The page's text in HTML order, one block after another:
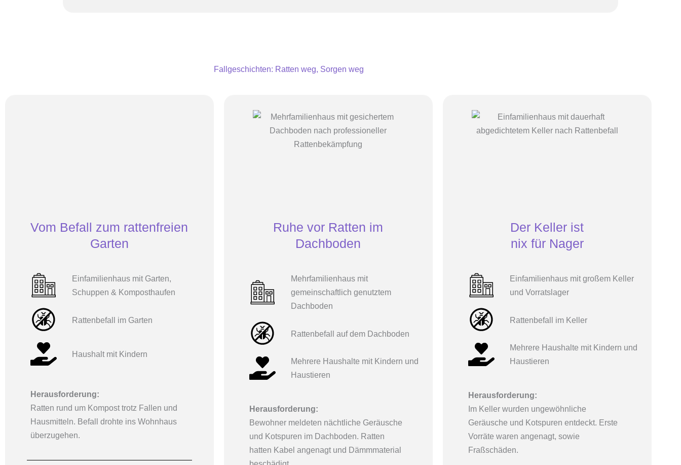
Fallgeschichten: Ratten weg, Sorgen weg
Vom Befall zum rattenfreien
Garten
Einfamilienhaus mit Garten,
Schuppen & Komposthaufen
Rattenbefall im Garten
Haushalt mit Kindern
Herausforderung:
Ratten rund um Kompost trotz Fallen und
Hausmitteln. Befall drohte ins Wohnhaus
überzugehen.
Ruhe vor Ratten im
Dachboden
Mehrfamilienhaus mit
gemeinschaftlich genutztem
Dachboden
Rattenbefall auf dem Dachboden
Mehrere Haushalte mit Kindern und
Haustieren
Herausforderung:
Bewohner meldeten nächtliche Geräusche
und Kotspuren im Dachboden. Ratten
hatten Kabel angenagt und Dämmmaterial
Der Keller ist
nix für Nager
Einfamilienhaus mit großem Keller
und Vorratslager
Rattenbefall im Keller
Mehrere Haushalte mit Kindern und
Haustieren
Herausforderung:
Im Keller wurden ungewöhnliche
Geräusche und Kotspuren entdeckt. Erste
Vorräte waren angenagt, sowie
Fraßschäden.